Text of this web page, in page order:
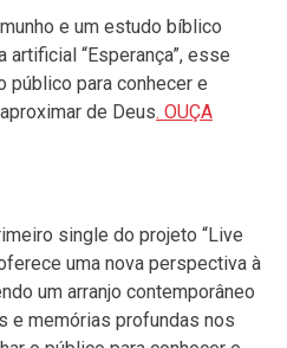
e um estudo bíblico
“Esperança”, esse
público para conhecer e
de Deus. OUÇA
single do projeto “Live
uma nova perspectiva à
um arranjo contemporâneo
e memórias profundas nos